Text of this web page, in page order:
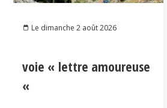
Le dimanche 2 août 2026
voie « lettre amoureuse
«